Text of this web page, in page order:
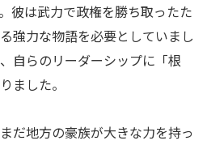
彼は武力で政権を勝ち取ったた
強力な物語を必要としていまし
自らのリーダーシップに「根
ました。
だ地方の豪族が大きな力を持っ